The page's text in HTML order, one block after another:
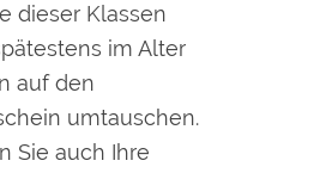
dieser Klassen
im Alter
auf den
umtauschen.
Sie auch Ihre